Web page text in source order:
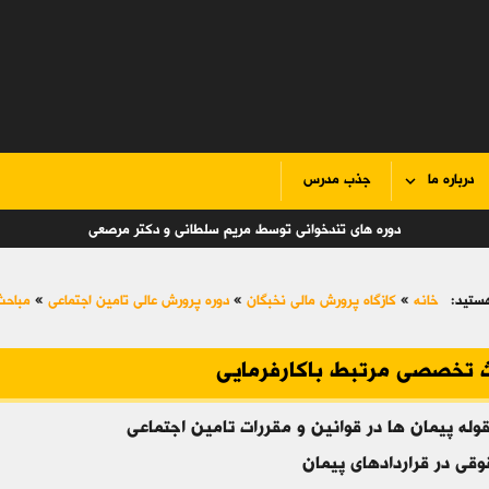
درباره ما جذب مدرس
دوره های تندخوانی توسط مریم سلطانی و دکتر مرصعی
خانه » کازگاه پرورش مالی نخبگان » دوره پرورش عالی تامین اجتماعی »
تخصصی مرتبط باکارفرمایی
پیمان ها در قوانین و مقررات تامین اجتماعی
در قراردادهای پیمان